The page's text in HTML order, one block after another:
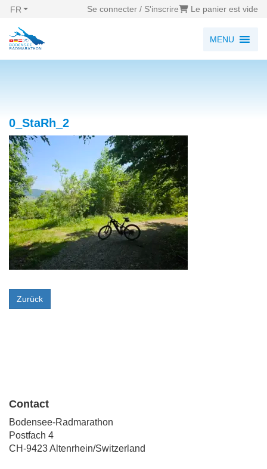
FR Se connecter / S'inscrire Le panier est vide
MENU
0_StaRh_2
Zurück
Contact
Bodensee-Radmarathon
Postfach 4
CH-9423 Altenrhein/Switzerland